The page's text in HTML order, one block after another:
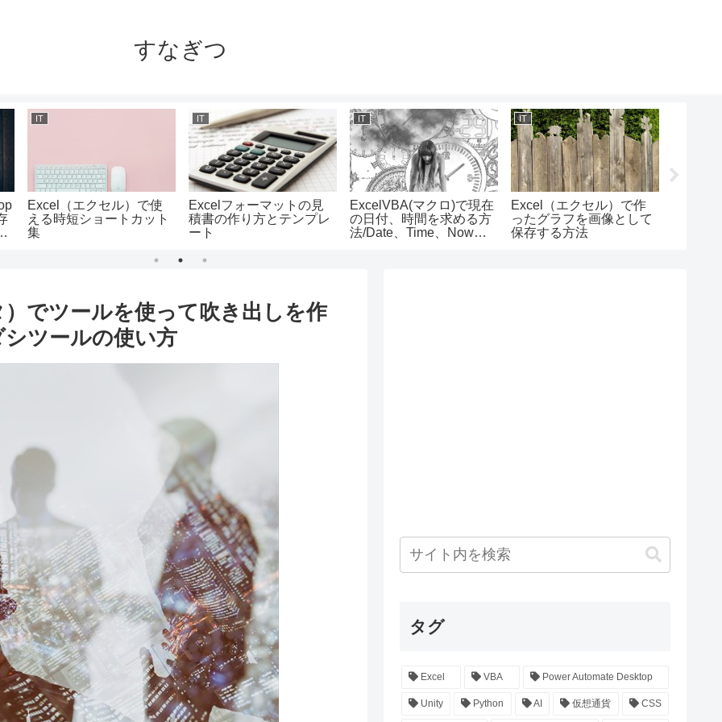
すなぎつ
IT
Excel（エクセル）で使
える時短ショートカット
集
IT
Excelフォーマットの見
積書の作り方とテンプレ
ート
IT
ExcelVBA(マクロ)で現在
の日付、時間を求める方
法/Date、Time、Now関
IT
Excel（エクセル）で作
ったグラフを画像として
保存する方法
でツールを使って吹き出しを作
ツールの使い方
タグ
Excel VBA Power Automate Desktop
Unity Python AI 仮想通貨 CSS